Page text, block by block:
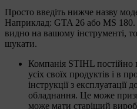
Просто введіть нижче назву
Наприклад: GTA 26 або MS
видно на вашому інструменті,
шукати.
Компанія STIHL
усіх своїх продуктів і в
інструкції з
обладнання. Це може
може мати старіший